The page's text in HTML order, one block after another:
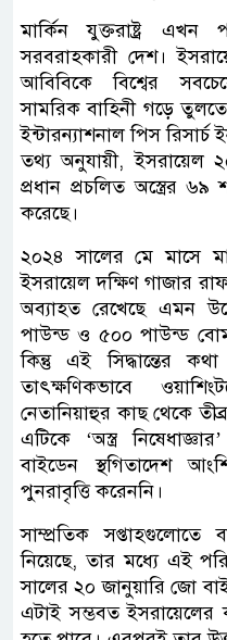
মার্কিন যুক্তরাষ্ট্র এখন
সরবরাহকারী দেশ।
আবিবিকে বিশ্বের
সামরিক বাহিনী গড়ে
ইন্টারন্যাশনাল পিস
তথ্য অনুযায়ী, ইসরায়েল
প্রধান প্রচলিত অস্ত্রের ৬৯
করেছে।
২০২৪ সালের মে মাসে
ইসরায়েল দক্ষিণ গাজার
অব্যাহত রেখেছে এমন
পাউন্ড ও ৫০০ পাউন্ড
কিন্তু এই সিদ্ধান্তের
তাৎক্ষণিকভাবে
নেতানিয়াহুর কাছ থেকে
এটিকে ‘অস্ত্র
বাইডেন স্থগিতাদেশ
পুনরাবৃত্তি করেননি।
সাম্প্রতিক
নিয়েছে, তার মধ্যে এই
সালের ২০ জানুয়ারি জো
এটাই সম্ভবত ইসরায়েলের